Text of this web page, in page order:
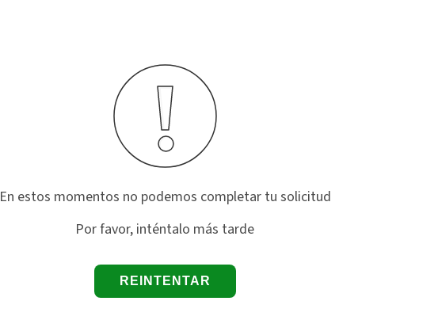
En estos momentos no podemos completar tu solicitud
Por favor, inténtalo más tarde
REINTENTAR